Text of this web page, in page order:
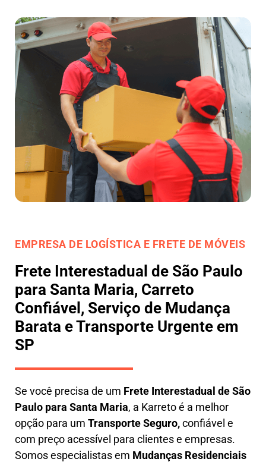
EMPRESA DE LOGÍSTICA E FRETE DE MÓVEIS
Frete Interestadual de São Paulo
para Santa Maria, Carreto
Confiável, Serviço de Mudança
Barata e Transporte Urgente em
SP
Se você precisa de um Frete Interestadual de São
Paulo para Santa Maria, a Karreto é a melhor
opção para um Transporte Seguro,confiável e
com preço acessível para clientes e empresas.
Somos especialistas em Mudanças Residenciais